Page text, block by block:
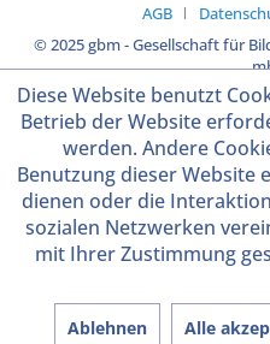
AGB
© 2025 gbm - Gesellschaft für
Diese Website benutzt
Betrieb der Website
werden. Andere
Benutzung dieser
dienen oder die
sozialen Netzwerken
mit Ihrer Zustimmung
Ablehnen Alle